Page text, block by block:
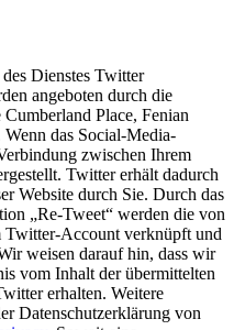
Dienstes Twitter
angeboten durch die
Place, Fenian
das Social-Media-
zwischen Ihrem
Twitter erhält dadurch
Website durch Sie. Durch das
„Re-Tweet“ werden die von
Twitter-Account verknüpft und
weisen darauf hin, dass wir
vom Inhalt der übermittelten
erhalten. Weitere
Datenschutzerklärung von